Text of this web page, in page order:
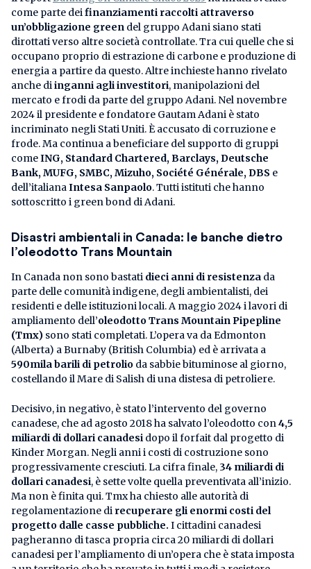
come parte deifinanziamenti raccolti attraverso
un’obbligazione green del gruppo Adani siano stati
dirottati verso altre società controllate. Tra cui quelle che si
occupano proprio di estrazione di carbone e produzione di
energia a partire da questo. Altre inchieste hanno rivelato
anche diinganni agli investitori, manipolazioni del
mercato e frodi da parte del gruppo Adani. Nel novembre
2024 il presidente e fondatore Gautam Adani è stato
incriminato negli Stati Uniti. È accusato di corruzione e
frode. Ma continua a beneficiare del supporto di gruppi
comeING, Standard Chartered, Barclays, Deutsche
Bank, MUFG, SMBC, Mizuho, Société Générale, DBS e
dell’italianaIntesa Sanpaolo. Tutti istituti che hanno
sottoscritto i green bond di Adani.
Disastri ambientali in Canada: le banche dietro
l’oleodotto Trans Mountain
In Canada non sono bastati dieci anni di resistenza da
parte delle comunità indigene, degli ambientalisti, dei
residenti e delle istituzioni locali. A maggio 2024 i lavori di
ampliamento dell’oleodotto Trans Mountain Pipepline
(Tmx) sono stati completati. L’opera va da Edmonton
(Alberta) a Burnaby (British Columbia) ed è arrivata a
590mila barili di petrolio da sabbie bituminose al giorno,
costellando il Mare di Salish di una distesa di petroliere.
Decisivo, in negativo, è stato l’intervento del governo
canadese, che ad agosto 2018 ha salvato l’oleodotto con4,5
miliardi di dollari canadesi dopo il forfait dal progetto di
Kinder Morgan. Negli anni i costi di costruzione sono
progressivamente cresciuti. La cifra finale, 34 miliardi di
dollari canadesi, è sette volte quella preventivata all’inizio.
Ma non è finita qui. Tmx ha chiesto alle autorità di
regolamentazione di recuperare gli enormi costi del
progetto dalle casse pubbliche. I cittadini canadesi
pagheranno di tasca propria circa 20 miliardi di dollari
canadesi per l’ampliamento di un’opera che è stata imposta